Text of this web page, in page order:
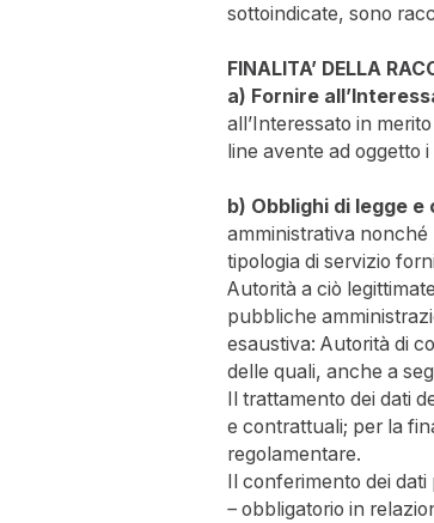
sottoindicate, sono
FINALITA’ DELLA
a) Fornire
all’Interessato in
line avente ad oggetto
b) Obblighi di legge
amministrativa nonché
tipologia di servizio
Autorità a ciò
pubbliche
esaustiva: Autorità di
delle quali, anche a
Il trattamento dei dati
e contrattuali; per la
regolamentare.
Il conferimento dei
– obbligatorio in